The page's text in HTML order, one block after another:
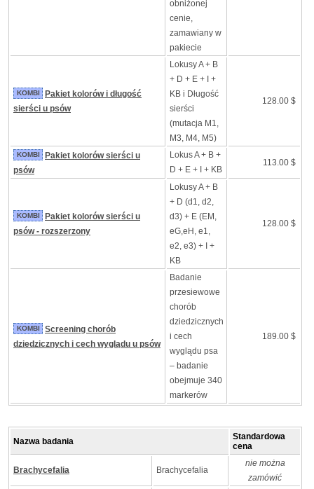
obniżonej
cenie,
zamawiany w
pakiecie
KOMBI
Pakiet kolorów i długość
sierści u psów
Lokusy A + B
+ D + E + I +
KB i Długość
sierści
(mutacja M1,
M3, M4, M5)
128.00 $
KOMBI
Pakiet kolorów sierści u
psów
Lokus A + B +
D + E + I + KB
113.00 $
KOMBI
Pakiet kolorów sierści u
psów - rozszerzony
Lokusy A + B
+ D (d1, d2,
d3) + E (EM,
eG,eH, e1,
e2, e3) + I +
KB
128.00 $
KOMBI
Screening chorób
dziedzicznych i cech wyglądu u psów
Badanie
przesiewowe
chorób
dziedzicznych
i cech
wyglądu psa
– badanie
obejmuje 340
markerów
189.00 $
Nazwa badania
Standardowa
cena
Brachycefalia Brachycefalia
nie można
zamówić